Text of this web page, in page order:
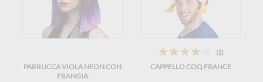
PARRUCCA VIOLA NEON CON
FRANGIA
(1)
CAPPELLO COQ FRANCE